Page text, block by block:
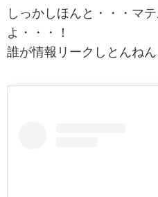
しっかしほんと・・・マ
よ・・・！
誰が情報リークしとんねん